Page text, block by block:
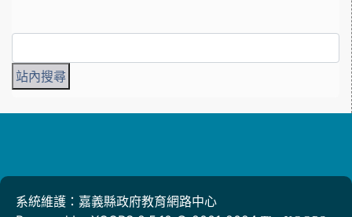
系統維護：嘉義縣政府教育網路中心